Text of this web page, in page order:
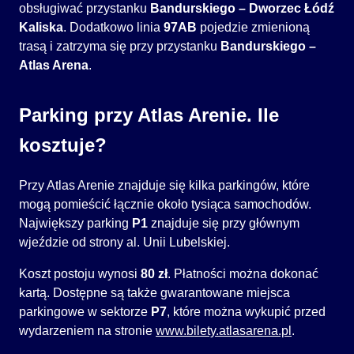
obsługiwać przystanku Bandurskiego – Dworzec Łódź
Kaliska. Dodatkowo linia 97AB pojedzie zmienioną
trasą i zatrzyma się przy przystanku Bandurskiego –
Atlas Arena.
Parking przy Atlas Arenie. Ile
kosztuje?
Przy Atlas Arenie znajduje się kilka parkingów, które
mogą pomieścić łącznie około tysiąca samochodów.
Największy parking P1 znajduje się przy głównym
wjeździe od strony al. Unii Lubelskiej.
Koszt postoju wynosi 80 zł. Płatności można dokonać
kartą. Dostępne są także gwarantowane miejsca
parkingowe w sektorze P7, które można wykupić przed
wydarzeniem na stronie www.bilety.atlasarena.pl .